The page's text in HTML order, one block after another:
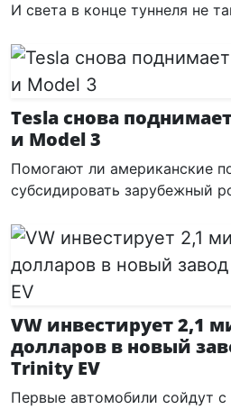
И света в конце туннеля не
Tesla снова
и Model 3
Помогают ли американские
субсидировать зарубежный
VW инвестирует 2,1
долларов в новый
Trinity EV
Первые автомобили сойдут с